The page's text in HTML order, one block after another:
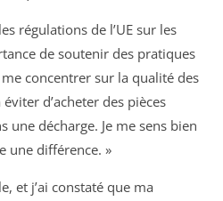
régulations de l’UE sur les
de soutenir des pratiques
me concentrer sur la qualité des
d’acheter des pièces
décharge. Je me sens bien
une différence. »
et j’ai constaté que ma